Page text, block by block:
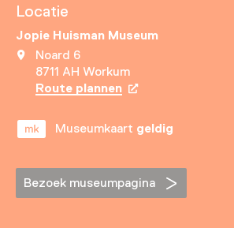
Locatie
Jopie Huisman Museum
Noard 6
8711 AH Workum
Route plannen Opent in een
Museumkaart geldig
Bezoek museumpagina